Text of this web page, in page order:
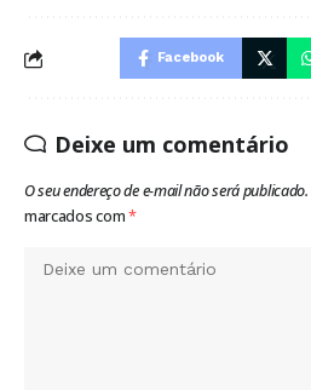
Facebook
Deixe um comentário
O seu endereço de e-mail não será publicado.
marcados com*